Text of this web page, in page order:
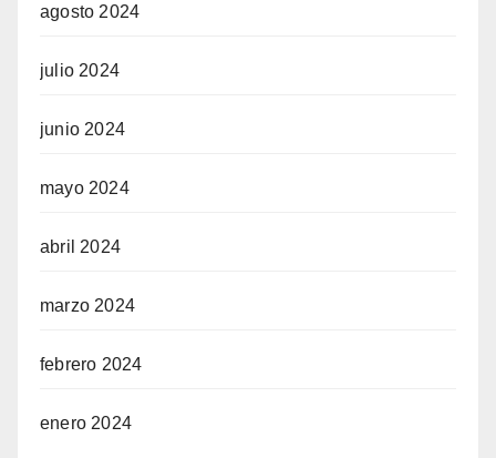
agosto 2024
julio 2024
junio 2024
mayo 2024
abril 2024
marzo 2024
febrero 2024
enero 2024